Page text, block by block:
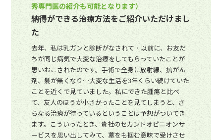
秀専門医の紹介も可能となります）
納得ができる治療方法をご紹介いただけまし
た
去年、私は乳ガンと診断がなされて…以前に、お友だ
ちが同じ病気で大変な治療をしてもらっていたことが
思いおこされたのです。手術で全身に放射線、抗がん
剤、髪が無くなり…大変な生活を3年くらい続けていた
ことを近くで見ていました。私にできた腫瘍と比べ
て、友人のほうが小さかったことを見てしまうと、さ
らなる治療が待っているということは予想がついてき
ます。こういったとき、貴社のセカンドオピニオンサ
ービスを思い出してみて、藁をも掴む意味で受けさせ